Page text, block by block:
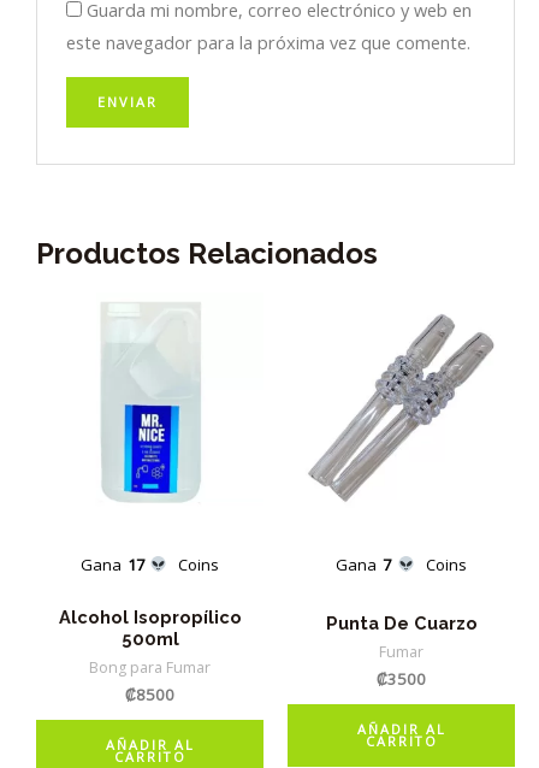
Guarda mi nombre, correo electrónico y web en
este navegador para la próxima vez que comente.
Productos Relacionados
Gana 17 Coins
Alcohol Isopropílico
500ml
Bong para Fumar
₡8500
AÑADIR AL
CARRITO
Gana 7 Coins
Punta De Cuarzo
Fumar
₡3500
AÑADIR AL
CARRITO